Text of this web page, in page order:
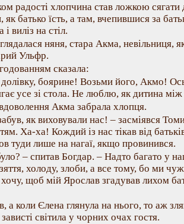
радості хлопчина став ложкою сягати
як батько їсть, а там, вчепившися за
виліз на стіл.
няня, стара Акма, невільниця,
Ульфр.
сказала:
боярине! Возьми його, Акмо!
усе зі стола. Не люблю, як дитина
Акма забрала хлопця.
як виховували нас! – засміявся
Ха-ха! Кождий із нас тікав від
туди лише на нагаї, якщо провинився.
– спитав Богдар. – Надто багато у
холоду, злоби, а все тому, бо ми
щоб мій Ярослав згадував лихом
а коли Єлена глянула на нього, то аж
зависті світила у чорних очах гостя.